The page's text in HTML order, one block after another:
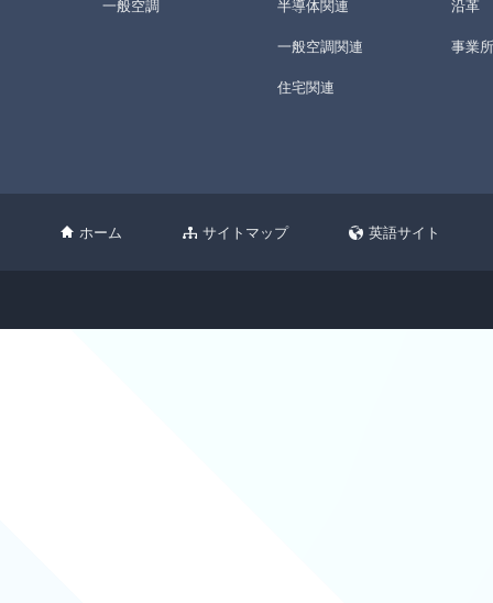
一般空調 半導体関連
一般空調関連
住宅関連
沿革
事業
ホーム サイトマップ 英語サイト